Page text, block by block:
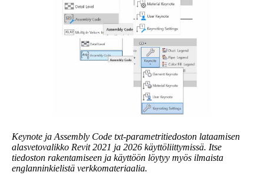
Keynote ja Assembly Code txt-parametritiedoston lataamisen
alasvetovalikko Revit 2021 ja 2026 käyttöliittymissä. Itse
tiedoston rakentamiseen ja käyttöön löytyy myös ilmaista
englanninkielistä verkkomateriaalia.